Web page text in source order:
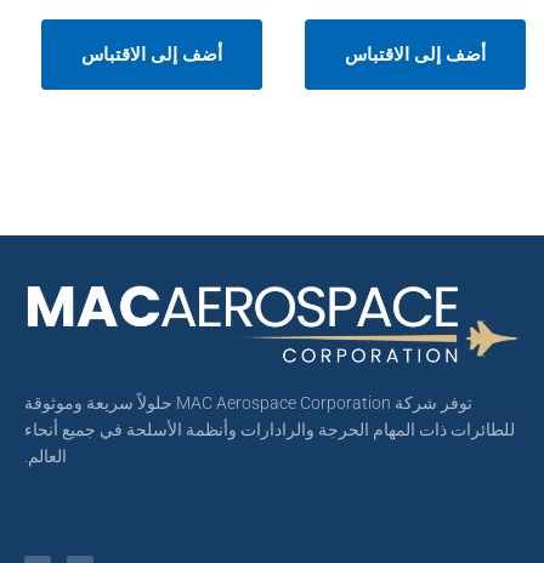
أضف إلى الاقتباس أضف إلى الاقتباس
توفر شركة MAC Aerospace Corporation حلولاً سريعة وموثوقة
للطائرات ذات المهام الحرجة والرادارات وأنظمة الأسلحة في جميع أنحاء
العالم.